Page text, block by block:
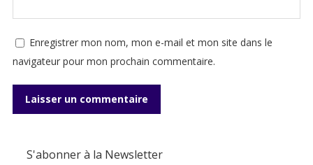
Enregistrer mon nom, mon e-mail et mon site dans le
navigateur pour mon prochain commentaire.
S'abonner à la Newsletter